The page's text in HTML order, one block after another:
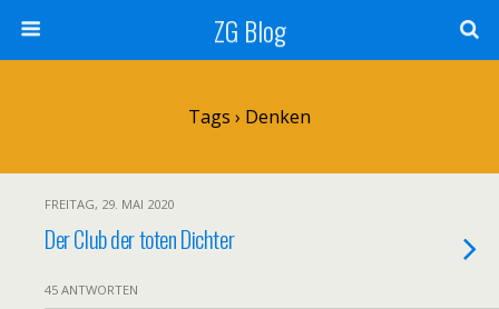
ZG Blog
Tags › Denken
FREITAG, 29. MAI 2020
Der Club der toten Dichter
45 ANTWORTEN